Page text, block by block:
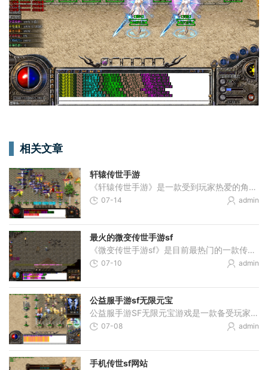
相关文章
轩辕传世手游
《轩辕传世手游》是一款受到玩家热爱的角色扮演类手游。游戏以中国神话故事中的轩辕黄帝为背景，打造了一个奇幻的仙侠世界。在这个世界中，玩家可以选择不同的职业，展开一系
07-14 admin
最火的微变传世手游sf
《微变传世手游sf》是目前最热门的一款传奇类手机游戏，凭借其精美逼真的画面、刺激的战斗玩法和丰富多样的游戏内容，成功吸引了大量玩家的关注和喜爱。下面将为大家详细介绍游
07-10 admin
公益服手游sf无限元宝
公益服手游SF无限元宝游戏是一款备受玩家喜爱的手机游戏。它以其独特的游戏玩法和精美的画面设计吸引了广大玩家的关注。本文将为大家介绍这款游戏的具体玩法，带您领略它的魅力
07-08 admin
手机传世sf网站